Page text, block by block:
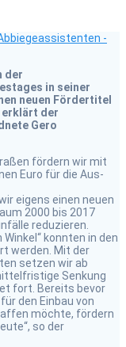
der
in seiner
neuen Fördertitel
erklärt der
Gero
fördern wir mit
Euro für die Aus-
eigens einen neuen
2000 bis 2017
reduzieren.
konnten in den
werden. Mit der
setzen wir ab
Senkung
fort. Bereits bevor
den Einbau von
möchte, fördern
so der